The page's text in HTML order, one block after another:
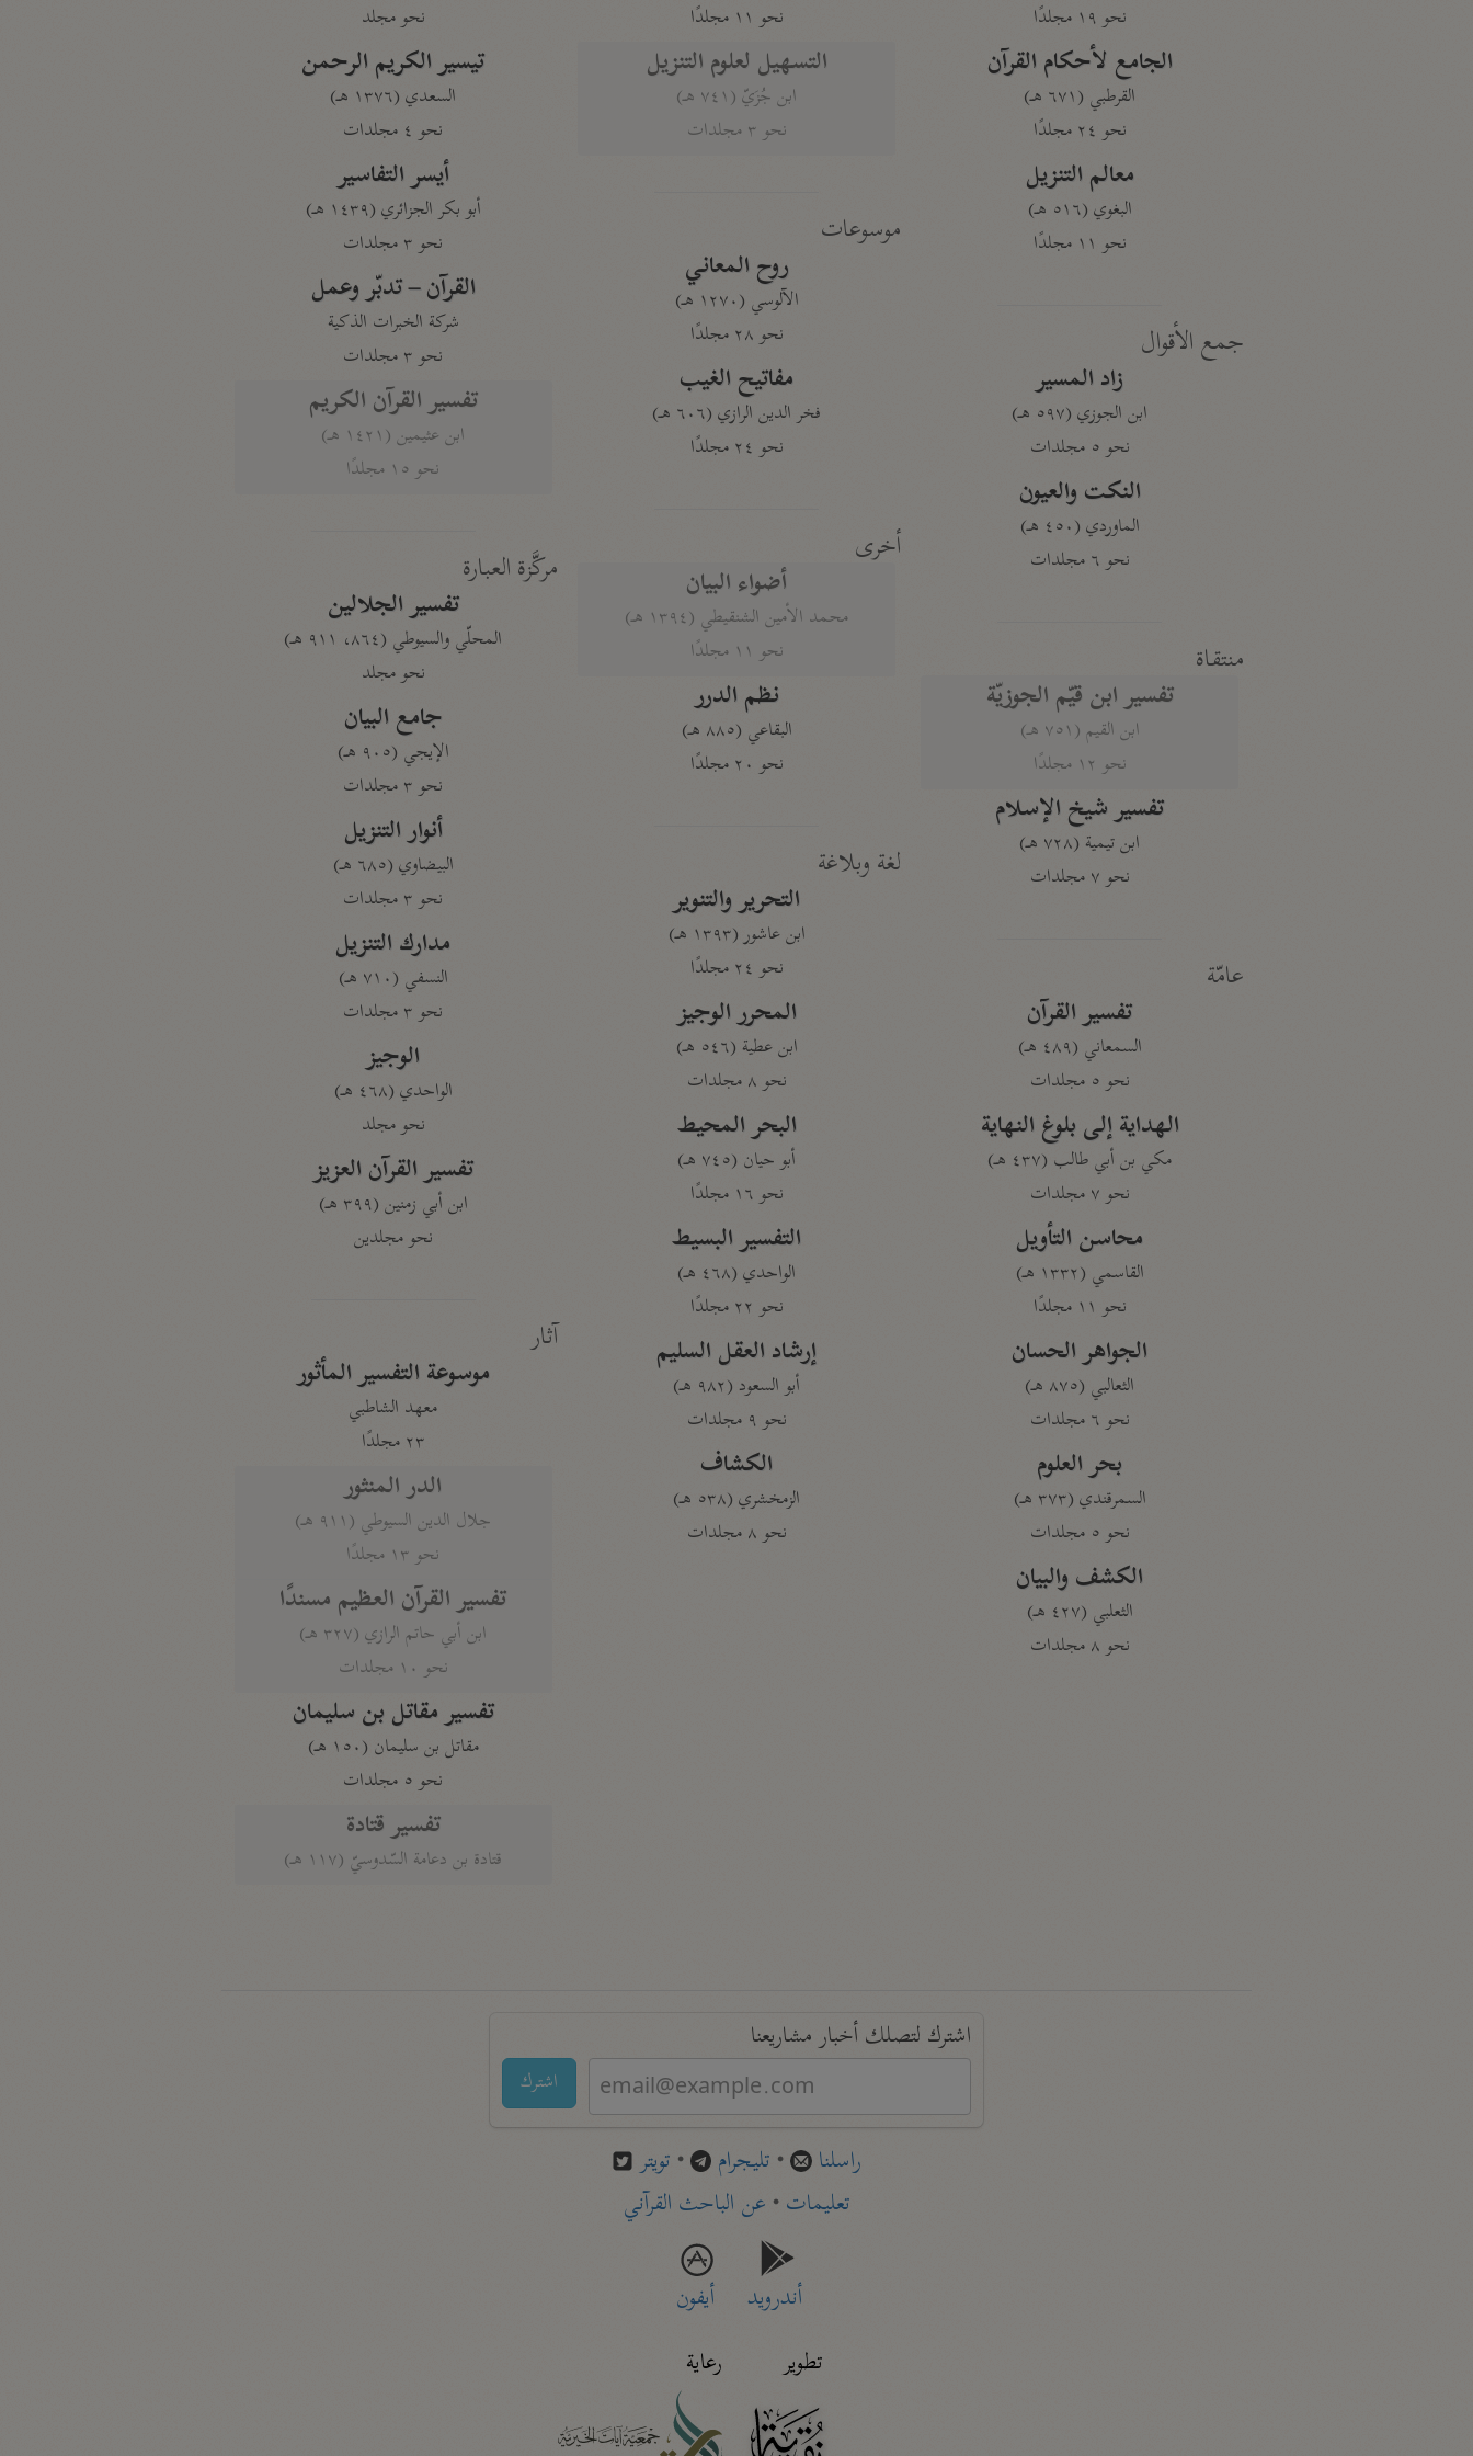
نحو ١٩ مجلدًا
الجامع لأحكام القرآن
القرطبي (٦٧١ هـ)
نحو ٢٤ مجلدًا
معالم التنزيل
البغوي (٥١٦ هـ)
نحو ١١ مجلدًا
جمع الأقوال
زاد المسير
ابن الجوزي (٥٩٧ هـ)
نحو ٥ مجلدات
النكت والعيون
الماوردي (٤٥٠ هـ)
نحو ٦ مجلدات
منتقاة
تفسير ابن قيّم الجوزيّة
ابن القيم (٧٥١ هـ)
نحو ١٢ مجلدًا
تفسير شيخ الإسلام
ابن تيمية (٧٢٨ هـ)
نحو ٧ مجلدات
عامّة
تفسير القرآن
السمعاني (٤٨٩ هـ)
نحو ٥ مجلدات
الهداية إلى بلوغ النهاية
مكي بن أبي طالب (٤٣٧ هـ)
نحو ٧ مجلدات
محاسن التأويل
القاسمي (١٣٣٢ هـ)
نحو ١١ مجلدًا
الجواهر الحسان
الثعالبي (٨٧٥ هـ)
نحو ٦ مجلدات
بحر العلوم
السمرقندي (٣٧٣ هـ)
نحو ٥ مجلدات
الكشف والبيان
الثعلبي (٤٢٧ هـ)
نحو ٨ مجلدات
نحو ١١ مجلدًا
التسهيل لعلوم التنزيل
ابن جُزَيّ (٧٤١ هـ)
نحو ٣ مجلدات
موسوعات
روح المعاني
الآلوسي (١٢٧٠ هـ)
نحو ٢٨ مجلدًا
مفاتيح الغيب
فخر الدين الرازي (٦٠٦ هـ)
نحو ٢٤ مجلدًا
أخرى
أضواء البيان
محمد الأمين الشنقيطي (١٣٩٤ هـ)
نحو ١١ مجلدًا
نظم الدرر
البقاعي (٨٨٥ هـ)
نحو ٢٠ مجلدًا
لغة وبلاغة
التحرير والتنوير
ابن عاشور (١٣٩٣ هـ)
نحو ٢٤ مجلدًا
المحرر الوجيز
ابن عطية (٥٤٦ هـ)
نحو ٨ مجلدات
البحر المحيط
أبو حيان (٧٤٥ هـ)
نحو ١٦ مجلدًا
التفسير البسيط
الواحدي (٤٦٨ هـ)
نحو ٢٢ مجلدًا
إرشاد العقل السليم
أبو السعود (٩٨٢ هـ)
نحو ٩ مجلدات
الكشاف
الزمخشري (٥٣٨ هـ)
نحو ٨ مجلدات
نحو مجلد
تيسير الكريم الرحمن
السعدي (١٣٧٦ هـ)
نحو ٤ مجلدات
أيسر التفاسير
أبو بكر الجزائري (١٤٣٩ هـ)
نحو ٣ مجلدات
القرآن – تدبّر وعمل
شركة الخبرات الذكية
نحو ٣ مجلدات
تفسير القرآن الكريم
ابن عثيمين (١٤٢١ هـ)
نحو ١٥ مجلدًا
مركَّزة العبارة
تفسير الجلالين
المحلّي والسيوطي (٨٦٤، ٩١١ هـ)
نحو مجلد
جامع البيان
الإيجي (٩٠٥ هـ)
نحو ٣ مجلدات
أنوار التنزيل
البيضاوي (٦٨٥ هـ)
نحو ٣ مجلدات
مدارك التنزيل
النسفي (٧١٠ هـ)
نحو ٣ مجلدات
الوجيز
الواحدي (٤٦٨ هـ)
نحو مجلد
تفسير القرآن العزيز
ابن أبي زمنين (٣٩٩ هـ)
نحو مجلدين
آثار
موسوعة التفسير المأثور
معهد الشاطبي
٢٣ مجلدًا
الدر المنثور
جلال الدين السيوطي (٩١١ هـ)
نحو ١٣ مجلدًا
تفسير القرآن العظيم مسندًا
ابن أبي حاتم الرازي (٣٢٧ هـ)
نحو ١٠ مجلدات
تفسير مقاتل بن سليمان
مقاتل بن سليمان (١٥٠ هـ)
نحو ٥ مجلدات
تفسير قتادة
قتادة بن دعامة السّدوسيّ (١١٧ هـ)
اشترك لتصلك أخبار مشاريعنا
اشترك
راسلنا • تليجرام • تويتر
تعليمات• عن الباحث القرآني
أندرويد
أيفون
تطوير
رعاية